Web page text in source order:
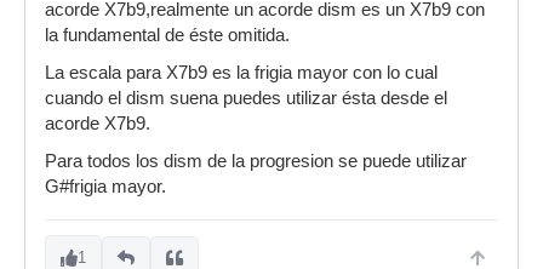
acorde X7b9,realmente un acorde dism es un X7b9 con
la fundamental de éste omitida.
La escala para X7b9 es la frigia mayor con lo cual
cuando el dism suena puedes utilizar ésta desde el
acorde X7b9.
Para todos los dism de la progresion se puede utilizar
G#frigia mayor.
1